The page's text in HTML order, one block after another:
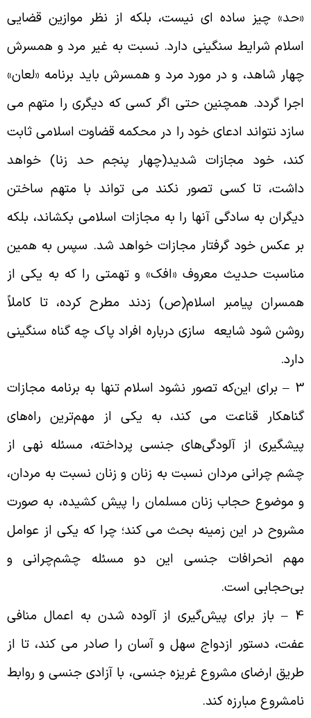
چیز ساده اى نیست، بلکه از نظر موازین قضایى
شرایط سنگینى دارد. نسبت به غیر مرد و همسرش
شاهد، و در مورد مرد و همسرش باید برنامه «لعان»
گردد. همچنین حتى اگر کسى که دیگرى را متهم مى‌‌
نتواند ادعاى خود را در محکمه قضاوت اسلامى ثابت
خود مجازات شدید(چهار پنجم حد زنا) خواهد
تا کسى تصور نکند مى‌‌ تواند با متهم ساختن
به سادگى آنها را به مجازات اسلامى بکشاند، بلکه
عکس خود گرفتار مجازات خواهد شد. سپس به همین
حدیث معروف «افک» و تهمتى را که به یکى از
پیامبر اسلام(ص) زدند مطرح کرده، تا کاملاً
شود شایعه سازى درباره افراد پاک چه گناه سنگینى
.
براى این‌که تصور نشود اسلام تنها به برنامه مجازات
قناعت مى ‌کند، به یکى از مهم‌ترین راه‌هاى
از آلودگی‌هاى جنسى پرداخته، مسئله نهى از
‌چرانى مردان نسبت به زنان و زنان نسبت به مردان،
موضوع حجاب زنان مسلمان را پیش کشیده، به صورت
در این زمینه بحث مى ‌کند؛ چرا که یکى از عوامل
انحرافات جنسى این دو مسئله چشم‌‌چرانى و
است.
باز برای پیش‌گیرى از آلوده شدن به اعمال منافى
دستور ازدواج سهل و آسان را صادر مى‌ ‌کند، تا از
ارضاى مشروع غریزه جنسى، با آزادى جنسى و روابط
مبارزه کند.